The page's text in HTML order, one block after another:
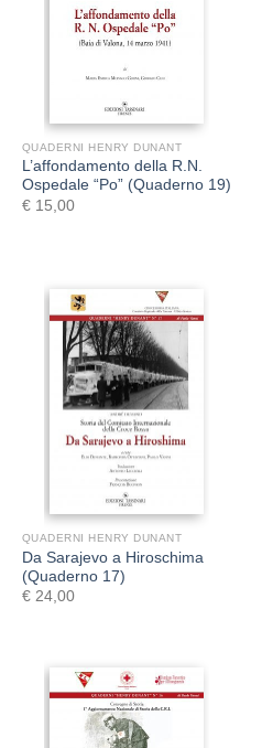
QUADERNI HENRY DUNANT
L’affondamento della R.N.
Ospedale “Po” (Quaderno 19)
€ 15,00
QUADERNI HENRY DUNANT
Da Sarajevo a Hiroschima
(Quaderno 17)
€ 24,00